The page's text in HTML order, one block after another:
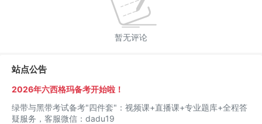
暂无评论
站点公告
2026年六西格玛备考开始啦！
绿带与黑带考试备考"四件套"：视频课+直播课+专业题库+全程答
疑服务，客服微信：dadu19